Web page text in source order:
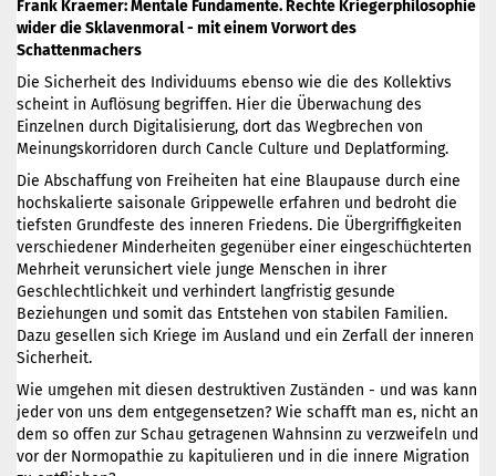
Frank Kraemer: Mentale Fundamente. Rechte Kriegerphilosophie
wider die Sklavenmoral - mit einem Vorwort des
Schattenmachers
Die Sicherheit des Individuums ebenso wie die des Kollektivs
scheint in Auflösung begriffen. Hier die Überwachung des
Einzelnen durch Digitalisierung, dort das Wegbrechen von
Meinungskorridoren durch Cancle Culture und Deplatforming.
Die Abschaffung von Freiheiten hat eine Blaupause durch eine
hochskalierte saisonale Grippewelle erfahren und bedroht die
tiefsten Grundfeste des inneren Friedens. Die Übergriffigkeiten
verschiedener Minderheiten gegenüber einer eingeschüchterten
Mehrheit verunsichert viele junge Menschen in ihrer
Geschlechtlichkeit und verhindert langfristig gesunde
Beziehungen und somit das Entstehen von stabilen Familien.
Dazu gesellen sich Kriege im Ausland und ein Zerfall der inneren
Sicherheit.
Wie umgehen mit diesen destruktiven Zuständen - und was kann
jeder von uns dem entgegensetzen? Wie schafft man es, nicht an
dem so offen zur Schau getragenen Wahnsinn zu verzweifeln und
vor der Normopathie zu kapitulieren und in die innere Migration